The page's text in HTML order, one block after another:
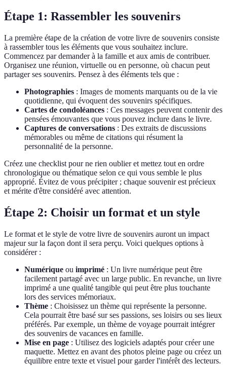
Étape 1: Rassembler les souvenirs
La première étape de la création de votre livre de souvenirs consiste
à rassembler tous les éléments que vous souhaitez inclure.
Commencez par demander à la famille et aux amis de contribuer.
Organisez une réunion, virtuelle ou en personne, où chacun peut
partager ses souvenirs. Pensez à des éléments tels que :
Photographies : Images de moments marquants ou de la vie
quotidienne, qui évoquent des souvenirs spécifiques.
Cartes de condoléances : Ces messages peuvent contenir des
pensées émouvantes que vous pouvez inclure dans le livre.
Captures de conversations : Des extraits de discussions
mémorables ou même de citations qui résument la
personnalité de la personne.
Créez une checklist pour ne rien oublier et mettez tout en ordre
chronologique ou thématique selon ce qui vous semble le plus
approprié. Évitez de vous précipiter ; chaque souvenir est précieux
et mérite d'être considéré avec attention.
Étape 2: Choisir un format et un style
Le format et le style de votre livre de souvenirs auront un impact
majeur sur la façon dont il sera perçu. Voici quelques options à
considérer :
Numérique ou imprimé : Un livre numérique peut être
facilement partagé avec un large public. En revanche, un livre
imprimé a une qualité tangible qui peut être plus touchante
lors des services mémoriaux.
Thème : Choisissez un thème qui représente la personne.
Cela pourrait être basé sur ses passions, ses loisirs ou ses lieux
préférés. Par exemple, un thème de voyage pourrait intégrer
des souvenirs de vacances en famille.
Mise en page : Utilisez des logiciels adaptés pour créer une
maquette. Mettez en avant des photos pleine page ou créez un
équilibre entre texte et visuel pour garder l'intérêt des lecteurs.